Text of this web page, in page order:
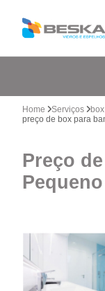
Home Serviços
preço de box para
Preço